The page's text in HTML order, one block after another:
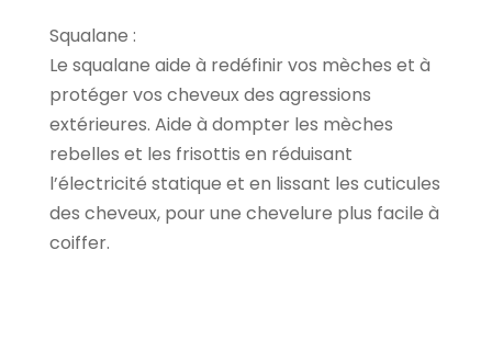
Squalane :
Le squalane aide à redéfinir vos mèches et à
protéger vos cheveux des agressions
extérieures. Aide à dompter les mèches
rebelles et les frisottis en réduisant
l’électricité statique et en lissant les cuticules
des cheveux, pour une chevelure plus facile à
coiffer.